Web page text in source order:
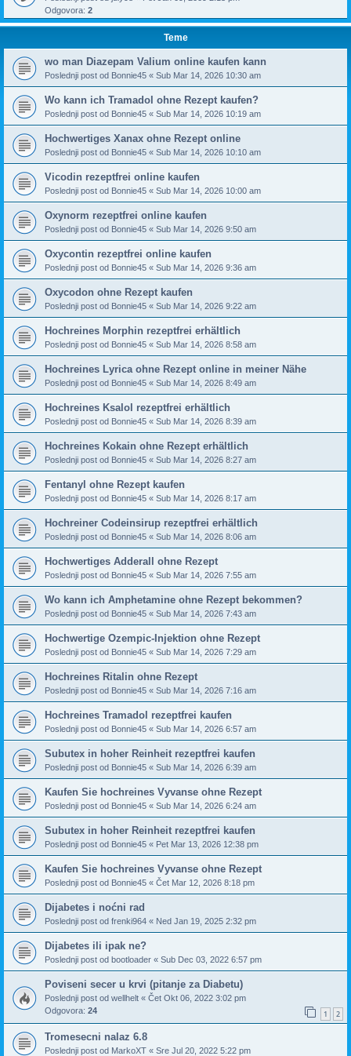
Odgovora: 2
Teme
wo man Diazepam Valium online kaufen kann
Poslednji post od Bonnie45 « Sub Mar 14, 2026 10:30 am
Wo kann ich Tramadol ohne Rezept kaufen?
Poslednji post od Bonnie45 « Sub Mar 14, 2026 10:19 am
Hochwertiges Xanax ohne Rezept online
Poslednji post od Bonnie45 « Sub Mar 14, 2026 10:10 am
Vicodin rezeptfrei online kaufen
Poslednji post od Bonnie45 « Sub Mar 14, 2026 10:00 am
Oxynorm rezeptfrei online kaufen
Poslednji post od Bonnie45 « Sub Mar 14, 2026 9:50 am
Oxycontin rezeptfrei online kaufen
Poslednji post od Bonnie45 « Sub Mar 14, 2026 9:36 am
Oxycodon ohne Rezept kaufen
Poslednji post od Bonnie45 « Sub Mar 14, 2026 9:22 am
Hochreines Morphin rezeptfrei erhältlich
Poslednji post od Bonnie45 « Sub Mar 14, 2026 8:58 am
Hochreines Lyrica ohne Rezept online in meiner Nähe
Poslednji post od Bonnie45 « Sub Mar 14, 2026 8:49 am
Hochreines Ksalol rezeptfrei erhältlich
Poslednji post od Bonnie45 « Sub Mar 14, 2026 8:39 am
Hochreines Kokain ohne Rezept erhältlich
Poslednji post od Bonnie45 « Sub Mar 14, 2026 8:27 am
Fentanyl ohne Rezept kaufen
Poslednji post od Bonnie45 « Sub Mar 14, 2026 8:17 am
Hochreiner Codeinsirup rezeptfrei erhältlich
Poslednji post od Bonnie45 « Sub Mar 14, 2026 8:06 am
Hochwertiges Adderall ohne Rezept
Poslednji post od Bonnie45 « Sub Mar 14, 2026 7:55 am
Wo kann ich Amphetamine ohne Rezept bekommen?
Poslednji post od Bonnie45 « Sub Mar 14, 2026 7:43 am
Hochwertige Ozempic-Injektion ohne Rezept
Poslednji post od Bonnie45 « Sub Mar 14, 2026 7:29 am
Hochreines Ritalin ohne Rezept
Poslednji post od Bonnie45 « Sub Mar 14, 2026 7:16 am
Hochreines Tramadol rezeptfrei kaufen
Poslednji post od Bonnie45 « Sub Mar 14, 2026 6:57 am
Subutex in hoher Reinheit rezeptfrei kaufen
Poslednji post od Bonnie45 « Sub Mar 14, 2026 6:39 am
Kaufen Sie hochreines Vyvanse ohne Rezept
Poslednji post od Bonnie45 « Sub Mar 14, 2026 6:24 am
Subutex in hoher Reinheit rezeptfrei kaufen
Poslednji post od Bonnie45 « Pet Mar 13, 2026 12:38 pm
Kaufen Sie hochreines Vyvanse ohne Rezept
Poslednji post od Bonnie45 « Čet Mar 12, 2026 8:18 pm
Dijabetes i noćni rad
Poslednji post od frenki964 « Ned Jan 19, 2025 2:32 pm
Dijabetes ili ipak ne?
Poslednji post od bootloader « Sub Dec 03, 2022 6:57 pm
Poviseni secer u krvi (pitanje za Diabetu)
Poslednji post od wellhelt « Čet Okt 06, 2022 3:02 pm
Odgovora: 24 1 2
Tromesecni nalaz 6.8
Poslednji post od MarkoXT « Sre Jul 20, 2022 5:22 pm